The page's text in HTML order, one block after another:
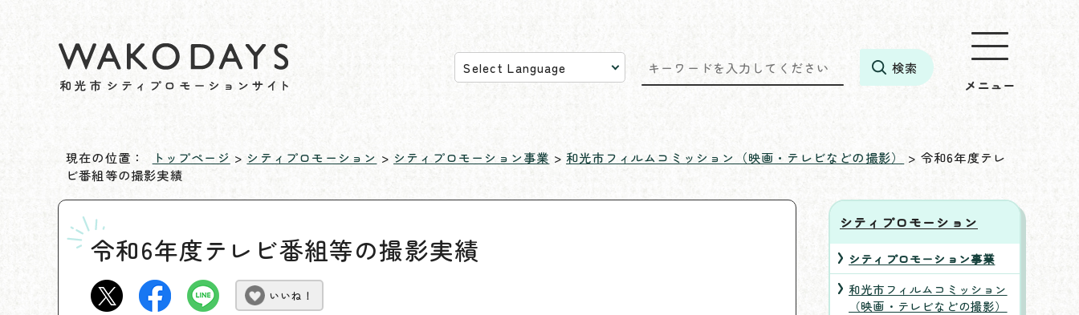
メニュー
現在の位置： トップページ > シティプロモーション > シティプロモーション事業 >和光市フィルムコミッション（映画・テレビなどの撮影）
> 令和6年度テレ
ビ番組等の撮影実績
令和6年度テレビ番組等の撮影実績
いいね！
シティプロモーション
シティプロモーション事業
和光市フィルムコミッション
（映画・テレビなどの撮影）